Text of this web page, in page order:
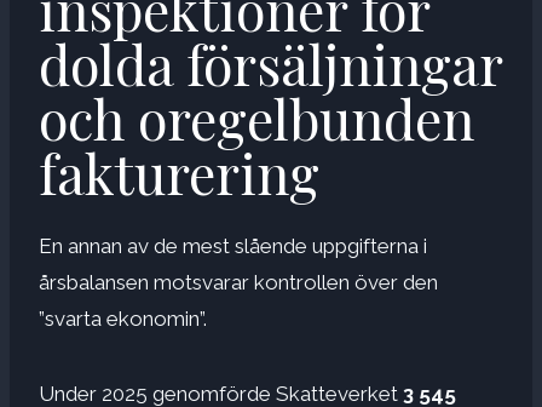
dolda försäljningar
och oregelbunden
fakturering
En annan av de mest slående uppgifterna i
årsbalansen motsvarar kontrollen över den
”svarta ekonomin”.
Under 2025 genomförde Skatteverket 3 545